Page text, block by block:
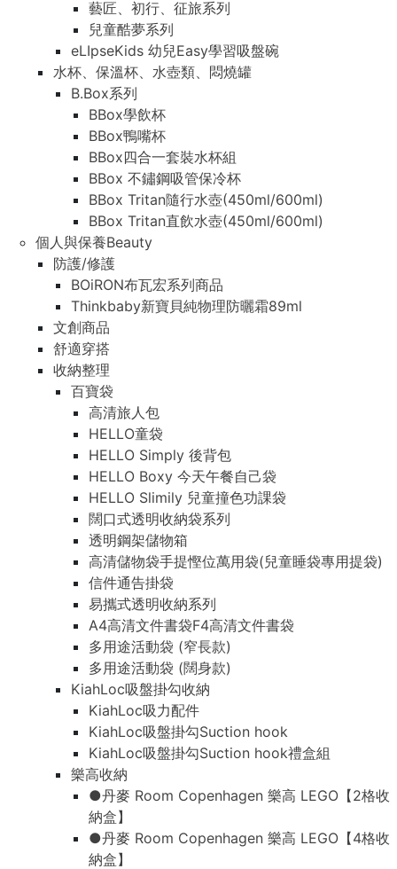
藝匠、初行、征旅系列
兒童酷夢系列
eLIpseKids 幼兒Easy學習吸盤碗
水杯、保溫杯、水壺類、悶燒罐
B.Box系列
BBox學飲杯
BBox鴨嘴杯
BBox四合一套裝水杯組
BBox 不鏽鋼吸管保冷杯
BBox Tritan隨行水壺(450ml/600ml)
BBox Tritan直飲水壺(450ml/600ml)
個人與保養Beauty
防護/修護
BOiRON布瓦宏系列商品
Thinkbaby新寶貝純物理防曬霜89ml
文創商品
舒適穿搭
收納整理
百寶袋
高清旅人包
HELLO童袋
HELLO Simply 後背包
HELLO Boxy 今天午餐自己袋
HELLO Slimily 兒童撞色功課袋
闊口式透明收納袋系列
透明鋼架儲物箱
高清儲物袋手提慳位萬用袋(兒童睡袋專用提袋)
信件通告掛袋
易攜式透明收納系列
A4高清文件書袋F4高清文件書袋
多用途活動袋 (窄長款)
多用途活動袋 (闊身款)
KiahLoc吸盤掛勾收納
KiahLoc吸力配件
KiahLoc吸盤掛勾Suction hook
KiahLoc吸盤掛勾Suction hook禮盒組
樂高收納
●丹麥 Room Copenhagen 樂高 LEGO【2格收
納盒】
●丹麥 Room Copenhagen 樂高 LEGO【4格收
納盒】